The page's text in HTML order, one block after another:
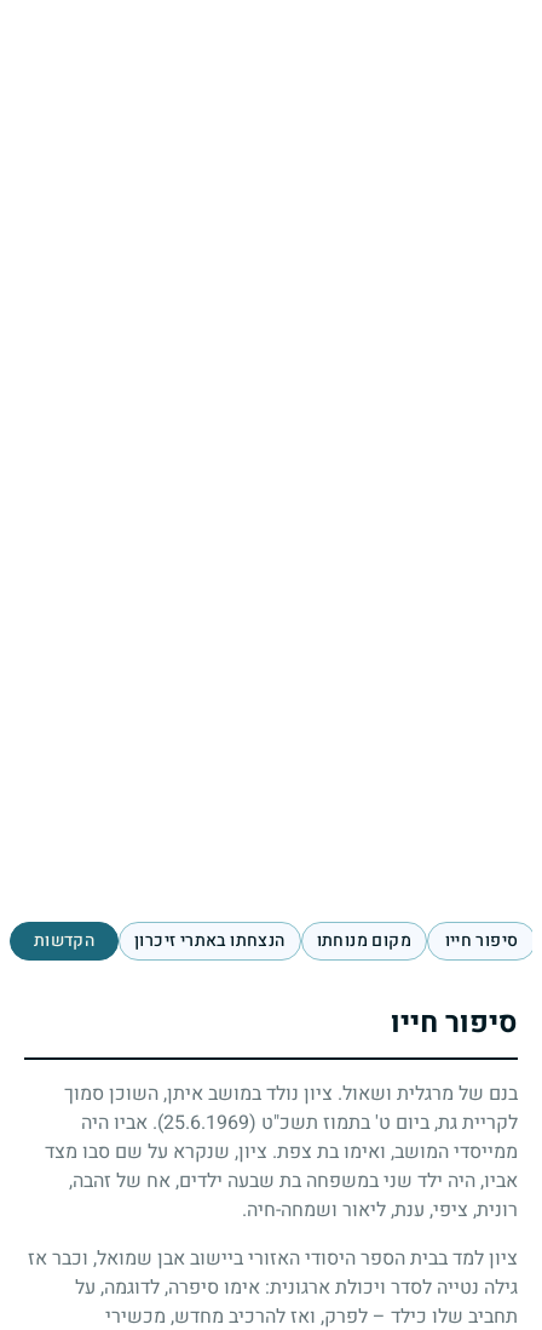
סיפור חייו מקום מנוחתו הנצחתו באתרי זיכרון הקדשות
סיפור חייו
בנם של מרגלית ושאול. ציון נולד במושב איתן, השוכן סמוך
לקריית גת, ביום ט' בתמוז תשכ"ט (25.6.1969)
. אביו היה
ממייסדי המושב, ואימו בת צפת. ציון, שנקרא על שם סבו מצד
אביו, היה ילד שני במשפחה בת שבעה ילדים, אח של זהבה,
רונית, ציפי, ענת, ליאור ושמחה-חיה.
ציון למד בבית הספר היסודי האזורי ביישוב אבן שמואל, וכבר אז
גילה נטייה לסדר ויכולת ארגונית: אימו סיפרה, לדוגמה, על
תחביב שלו כילד – לפרק, ואז להרכיב מחדש, מכשירי